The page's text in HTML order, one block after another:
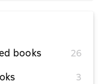
books
26
3
from $3.40